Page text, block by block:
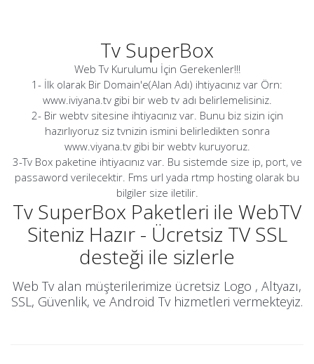
Tv SuperBox
Web Tv Kurulumu İçin Gerekenler!!!
1- İlk olarak Bir Domain'e(Alan Adı) ihtiyacınız var Örn:
www.iviyana.tv gibi bir web tv adı belirlemelisiniz.
2- Bir webtv sitesine ihtiyacınız var. Bunu biz sizin için
hazırlıyoruz siz tvnizin ismini belirledikten sonra
www.viyana.tv gibi bir webtv kuruyoruz.
3-Tv Box paketine ihtiyacınız var. Bu sistemde size ip, port, ve
passaword verilecektir. Fms url yada rtmp hosting olarak bu
bilgiler size iletilir.
Tv SuperBox Paketleri ile WebTV
Siteniz Hazır - Ücretsiz TV SSL
desteği ile sizlerle
Web Tv alan müşterilerimize ücretsiz Logo , Altyazı,
SSL, Güvenlik, ve Android Tv hizmetleri vermekteyiz.